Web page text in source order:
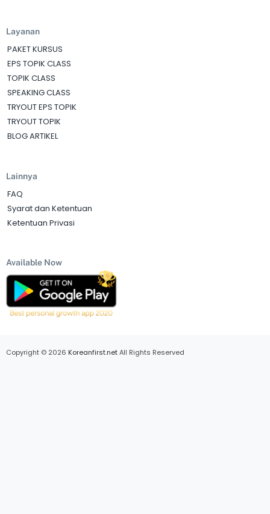
Layanan
PAKET KURSUS
EPS TOPIK CLASS
TOPIK CLASS
SPEAKING CLASS
TRYOUT EPS TOPIK
TRYOUT TOPIK
BLOG ARTIKEL
Lainnya
FAQ
Syarat dan Ketentuan
Ketentuan Privasi
Available Now
Copyright © 2026 Koreanfirst.netAll Rights Reserved